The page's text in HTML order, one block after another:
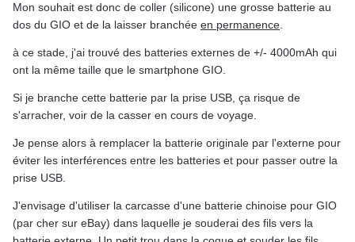
Mon souhait est donc de coller (silicone) une grosse batterie au
dos du GIO et de la laisser branchée en permanence.
à ce stade, j'ai trouvé des batteries externes de +/- 4000mAh qui
ont la même taille que le smartphone GIO.
Si je branche cette batterie par la prise USB, ça risque de
s'arracher, voir de la casser en cours de voyage.
Je pense alors à remplacer la batterie originale par l'externe pour
éviter les interférences entre les batteries et pour passer outre la
prise USB.
J'envisage d'utiliser la carcasse d'une batterie chinoise pour GIO
(par cher sur eBay) dans laquelle je souderai des fils vers la